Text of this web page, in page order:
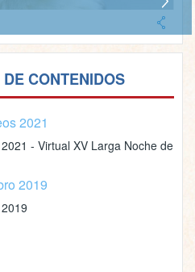
CONTENIDOS
2021
- Virtual XV Larga Noche de
2019